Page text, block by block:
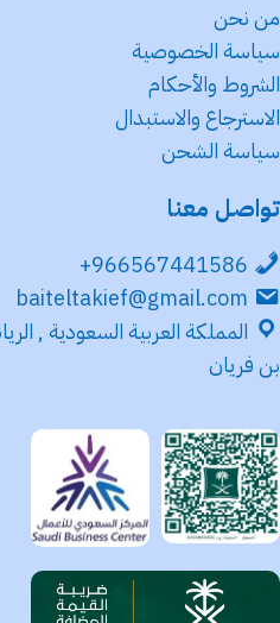
من نحن
سياسة الخصوصية
الشروط والأحكام
الاسترجاع والاستبدال
سياسة الشحن
تواصل معنا
966567441586+
baiteltakief@gmail.com
المملكة العربية السعودية ,
بن فريان